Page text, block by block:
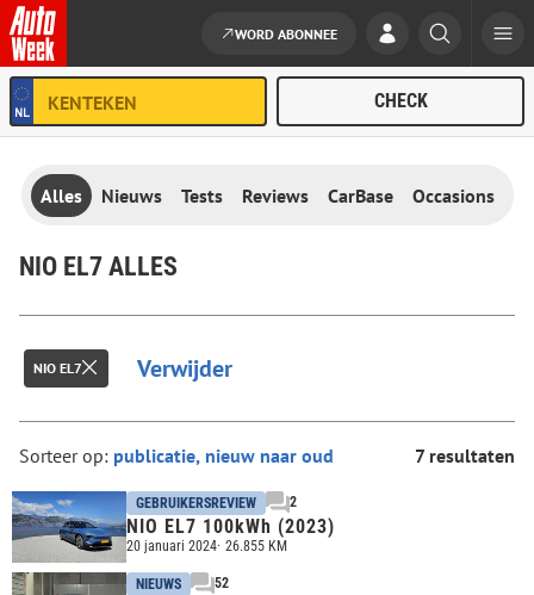
Ga naar de inhoud
WORD ABONNEE
Alles Nieuws Tests Reviews CarBase Occasions
NIO EL7 ALLES
NIO EL7 Verwijder
Sorteer op: 7 resultaten
GEBRUIKERSREVIEW 2
NIO EL7 100kWh (2023)
20 januari 2024 26.855 KM
NIEUWS 52